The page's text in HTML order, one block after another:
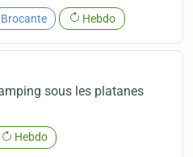
Brocante Hebdo
sous les platanes
Hebdo